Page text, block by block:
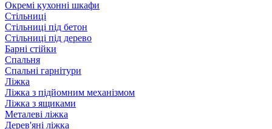
Окремі кухонні шкафи
Стільниці
Стільниці під бетон
Стільниці під дерево
Барні стійки
Спальня
Спальні гарнітури
Ліжка
Ліжка з підйомним механізмом
Ліжка з ящиками
Металеві ліжка
Дерев'яні ліжка